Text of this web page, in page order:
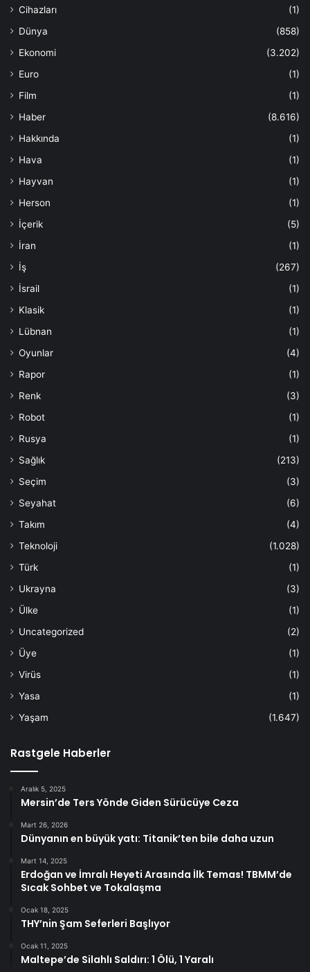
Cihazları
(1)
Dünya
(858)
Ekonomi
(3.202)
Euro
(1)
Film
(1)
Haber
(8.616)
Hakkında
(1)
Hava
(1)
Hayvan
(1)
Herson
(1)
İçerik
(5)
İran
(1)
İş
(267)
İsrail
(1)
Klasik
(1)
Lübnan
(1)
Oyunlar
(4)
Rapor
(1)
Renk
(3)
Robot
(1)
Rusya
(1)
Sağlık
(213)
Seçim
(3)
Seyahat
(6)
Takım
(4)
Teknoloji
(1.028)
Türk
(1)
Ukrayna
(3)
Ülke
(1)
Uncategorized
(2)
Üye
(1)
Virüs
(1)
Yasa
(1)
Yaşam
(1.647)
Rastgele Haberler
Aralık 5, 2025
Mersin’de Ters Yönde Giden Sürücüye Ceza
Mart 26, 2026
Dünyanın en büyük yatı: Titanik’ten bile daha uzun
Mart 14, 2025
Erdoğan ve İmralı Heyeti Arasında İlk Temas! TBMM’de
Sıcak Sohbet ve Tokalaşma
Ocak 18, 2025
THY’nin Şam Seferleri Başlıyor
Ocak 11, 2025
Maltepe’de Silahlı Saldırı: 1 Ölü, 1 Yaralı